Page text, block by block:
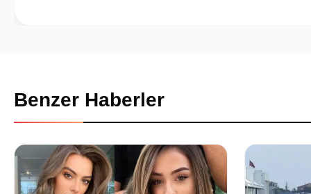
Benzer Haberler